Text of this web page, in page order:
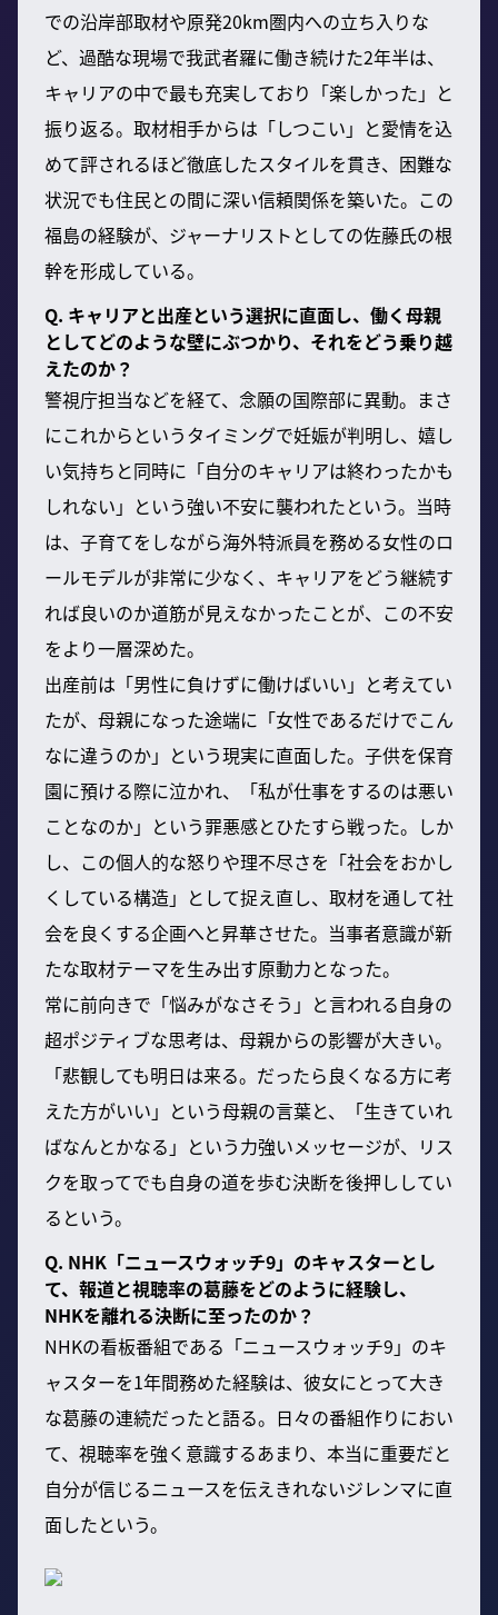
での沿岸部取材や原発20km圏内への立ち入りな
ど、過酷な現場で我武者羅に働き続けた2年半は、
キャリアの中で最も充実しており「楽しかった」と
振り返る。取材相手からは「しつこい」と愛情を込
めて評されるほど徹底したスタイルを貫き、困難な
状況でも住民との間に深い信頼関係を築いた。この
福島の経験が、ジャーナリストとしての佐藤氏の根
幹を形成している。
Q. キャリアと出産という選択に直面し、働く母親
としてどのような壁にぶつかり、それをどう乗り越
えたのか？
警視庁担当などを経て、念願の国際部に異動。まさ
にこれからというタイミングで妊娠が判明し、嬉し
い気持ちと同時に「自分のキャリアは終わったかも
しれない」という強い不安に襲われたという。当時
は、子育てをしながら海外特派員を務める女性のロ
ールモデルが非常に少なく、キャリアをどう継続す
れば良いのか道筋が見えなかったことが、この不安
をより一層深めた。
出産前は「男性に負けずに働けばいい」と考えてい
たが、母親になった途端に「女性であるだけでこん
なに違うのか」という現実に直面した。子供を保育
園に預ける際に泣かれ、「私が仕事をするのは悪い
ことなのか」という罪悪感とひたすら戦った。しか
し、この個人的な怒りや理不尽さを「社会をおかし
くしている構造」として捉え直し、取材を通して社
会を良くする企画へと昇華させた。当事者意識が新
たな取材テーマを生み出す原動力となった。
常に前向きで「悩みがなさそう」と言われる自身の
超ポジティブな思考は、母親からの影響が大きい。
「悲観しても明日は来る。だったら良くなる方に考
えた方がいい」という母親の言葉と、「生きていれ
ばなんとかなる」という力強いメッセージが、リス
クを取ってでも自身の道を歩む決断を後押ししてい
るという。
Q. NHK「ニュースウォッチ9」のキャスターとし
て、報道と視聴率の葛藤をどのように経験し、
NHKを離れる決断に至ったのか？
NHKの看板番組である「ニュースウォッチ9」のキ
ャスターを1年間務めた経験は、彼女にとって大き
な葛藤の連続だったと語る。日々の番組作りにおい
て、視聴率を強く意識するあまり、本当に重要だと
自分が信じるニュースを伝えきれないジレンマに直
面したという。